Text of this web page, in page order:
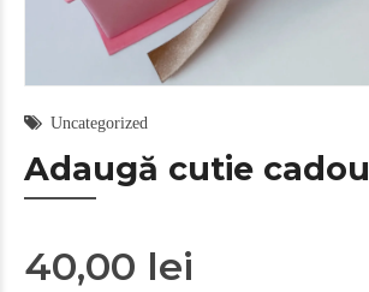
Uncategorized
Adaugă cutie cadou
40,00 lei